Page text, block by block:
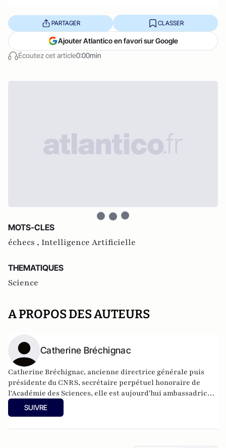
Écoutez cet article0:00min
PARTAGER CLASSER
Ajouter Atlantico en favori sur Google
MOTS-CLES
échecs , Intelligence Artificielle
THEMATIQUES
Science
A PROPOS DES AUTEURS
Catherine Bréchignac
Catherine Bréchignac, ancienne directrice générale puis
présidente du CNRS, secrétaire perpétuel honoraire de
l'Académie des Sciences, elle est aujourd'hui ambassadrice
déléguée à la science, la technologie et l'innovation.
SUIVRE